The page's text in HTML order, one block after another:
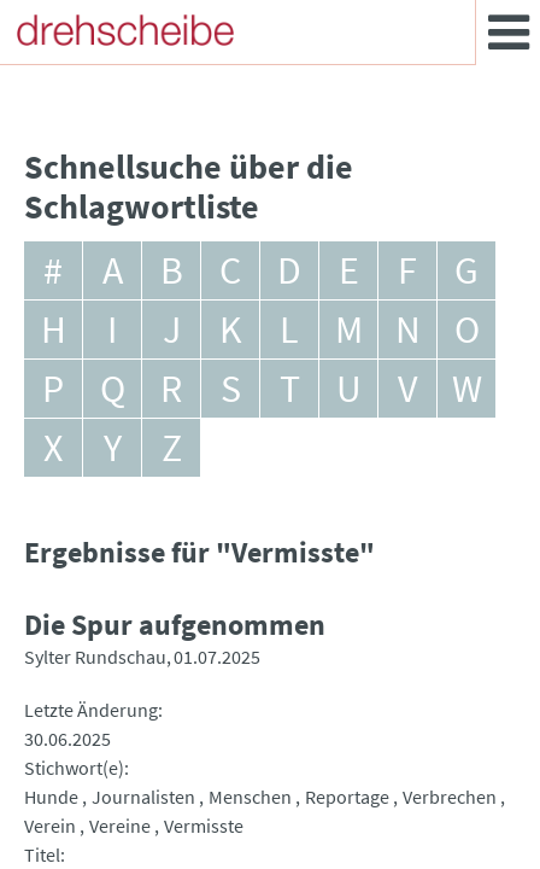
Schnellsuche über die
Schlagwortliste
# A B C D E F
G
H
I J K L M N
O
P
Q R S T U V
W
X
Y Z
Ergebnisse für "Vermisste"
Die Spur aufgenommen
Sylter Rundschau 01.07.2025
Letzte Änderung
30.06.2025
Stichwort(e)
Hunde Journalisten Menschen Reportage Verbrechen
Verein Vereine Vermisste
Titel